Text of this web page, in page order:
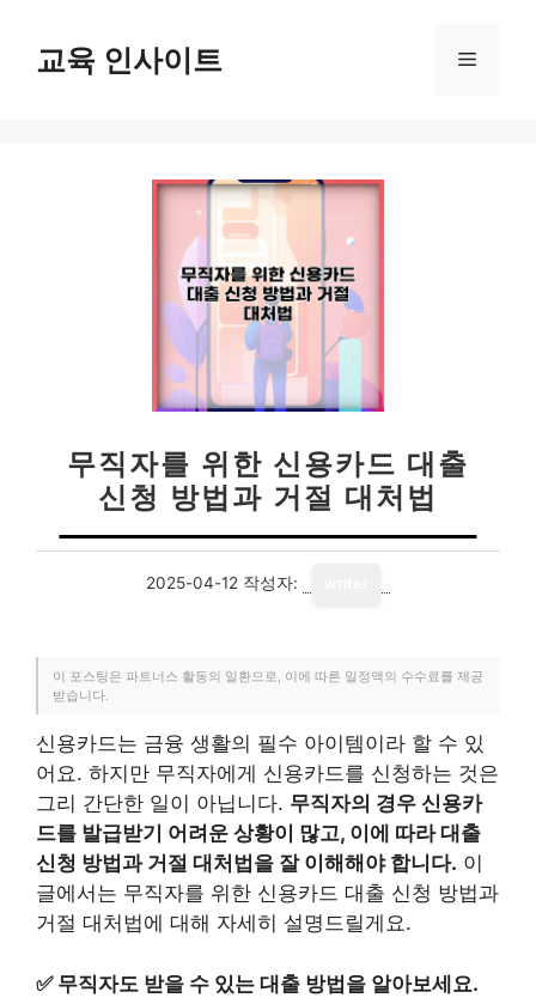
교육 인사이트 메
무직자를 위한 신용카드 대출
신청 방법과 거절 대처법
2025-04-12 작성자:
이 포스팅은 파트너스 활동의 일환으로, 이에 따른 일정액의 수수료를 제공
받습니다.
신용카드는 금융 생활의 필수 아이템이라 할 수 있
어요. 하지만 무직자에게 신용카드를 신청하는 것은
그리 간단한 일이 아닙니다. 무직자의 경우 신용카
드를 발급받기 어려운 상황이 많고, 이에 따라 대출
신청 방법과 거절 대처법을 잘 이해해야 합니다. 이
글에서는 무직자를 위한 신용카드 대출 신청 방법과
거절 대처법에 대해 자세히 설명드릴게요.
✅ 무직자도 받을 수 있는 대출 방법을 알아보세요.